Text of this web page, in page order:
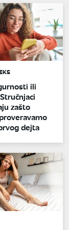
ili
zašto
dejta